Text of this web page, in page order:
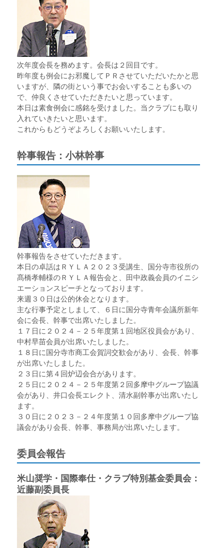
次年度会長を務めます。会長は２回目です。
昨年度も例会にお邪魔してＰＲさせていただいたかと思
いますが、隣の街という事でお会いすることも多いの
で、仲良くさせていただきたいと思っています。
本日は素食例会に感銘を受けました。当クラブにも取り
入れていきたいと思います。
これからもどうぞよろしくお願いいたします。
幹事報告：小林幹事
幹事報告をさせていただきます。
本日の卓話はＲＹＬＡ２０２３受講生、国分寺市役所の
髙橋孝輔様のＲＹＬＡ報告会と、田中政義会員のイニシ
エーションスピーチとなっております。
来週３０日は公的休会となります。
主な行事予定としまして、６日に国分寺青年会議所新年
会に会長、幹事で出席いたしました。
１７日に２０２４－２５年度第１回地区役員会があり、
中村早苗会員が出席いたしました。
１８日に国分寺市商工会賀詞交歓会があり、会長、幹事
が出席いたしました。
２３日に第４回炉辺会合があります。
２５日に２０２４－２５年度第２回多摩中グループ協議
会があり、井口会長エレクト、清水副幹事が出席いたし
ます。
３０日に２０２３－２４年度第１０回多摩中グループ協
議会があり会長、幹事、事務局が出席いたします。
委員会報告
米山奨学・国際奉仕・クラブ特別基金委員会：
近藤副委員長